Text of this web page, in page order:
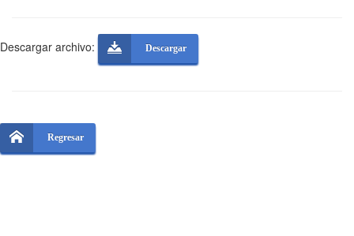
Descargar archivo: Descargar
Regresar